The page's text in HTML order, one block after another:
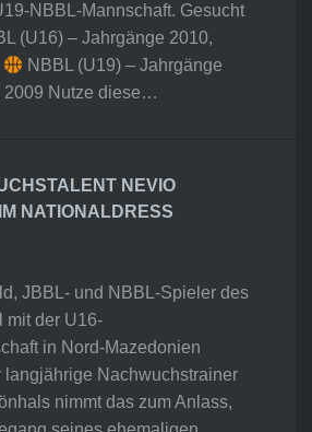
NBBL-Mannschaft. Gesucht
(U16) – Jahrgänge 2010,
NBBL (U19) – Jahrgänge
2009 Nutze diese…
NEVIO
NATIONALDRESS
JBBL- und NBBL-Spieler des
mit der U16-
in Nord-Mazedonien
langjährige Nachwuchstrainer
nimmt das zum Anlass,